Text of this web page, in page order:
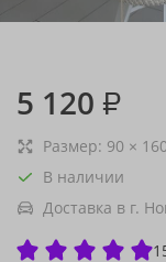
5 120 ₽
Размер: 90 × 160
В наличии
Доставка в г.